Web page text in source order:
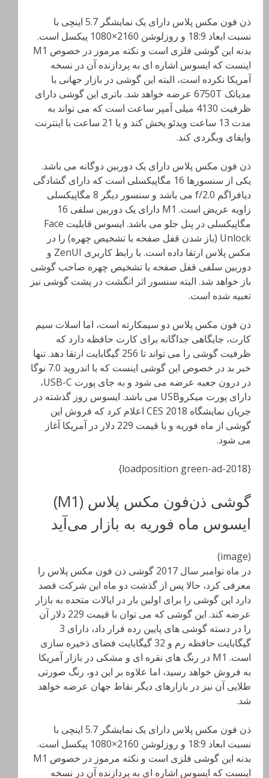
ذن فون مکس پلاس دارای یک نمایشگر 5.7 اینچی با
نسبت ابعاد 18:9 و روزلوشن 2160×1080 پیکسل است.
بدنه این گوشی فلزی است و نکته مرموز در خصوص M1
اینست که ایسوس اشاره ای به پردازنده آن در نسخه
آمریکا نکرده است، البته این گوشی در بازار جهانی با
مدیاتک 6750T عرضه خواهد شد. باتری این گوشی دارای
ظرفیت 4130 میلی آمپر ساعت است که می تواند به
مدت 13 ساعت ویدئو پخش کند و یا 21 ساعت با اینترنت
وایفای وبگردی کند.
ذن فون مکس پلاس دارای یک دوربین دوگانه می باشد.
یکی از سنسورها 16 مگاپیکسلی است که دارای گشادگی
دیافراگم f/2.0 می باشد و سنسور دیگر 8 مگاپیکسلی
زاویه عریض است. M1 دارای یک دوربین سلفی 16
مگاپیکسلی در پنل جلو می باشد. ایسوس قابلیت Face
Unlock (باز شدن قفل صفحه با تشخیص چهره) را در
مکس پلاس ارتقا داده است. با رابط کاربری ZenUI و
دوربین سلفی قفل صفحه با تشخیص چهره صاحب گوشی
باز خواهد شد. البته سنسور اثر انگشت در پشت گوشی نیز
تعبیه شده است.
ذن فون مکس پلاس دو سیمکارته است، اما اسلات سیم
کارت، جایگاهی جداگانه برای کارت حافظه دارد که
ظرفیت گوشی را می تواند تا 256 گیگابایت ارتقا دهد. تنها
خبر بد در خصوص این گوشی اینست که با اندروید 7.0 نوگا
در درون جعبه عرضه می شود و به جای پورت USB-C،
دارای پورت میکروUSB می باشد. ایسوس روز گذشته در
جریان نمایشگاه CES 2018 اعلام کرد که فروش این
گوشی از ماه فوریه و با قیمت 229 دلار در آمریکا آغاز
می شود.
{loadposition green-ad-2018}
گوشی ذن‌فون مکس پلاس (M1)
ایسوس ماه فوریه به بازار می‌آید
(image)
در ماه نوامبر سال 2017 گوشی ذن فون مکس پلاس را
معرفی کرد، حالا پس از گذشت دو ماه این شرکت قصد
دارد این گوشی را برای اولین بار در ایالات متحده به بازار
عرضه کند. این گوشی که می توان با قیمت 229 دلار آن
را در دسته گوشی های پایین رده قرار داد، دارای 3
گیگابایت حافظه رم و 32 گیگابایت فضای ذخیره سازی
است. M1 در رنگ های نقره ای و مشکی در بازار آمریکا
به فروش خواهد رسید، اما علاوه بر این دو، رنگ صورتی
طلایی آن نیز در بازارهای دیگر نقاط جهان عرضه خواهد
شد.
ذن فون مکس پلاس دارای یک نمایشگر 5.7 اینچی با
نسبت ابعاد 18:9 و روزلوشن 2160×1080 پیکسل است.
بدنه این گوشی فلزی است و نکته مرموز در خصوص M1
اینست که ایسوس اشاره ای به پردازنده آن در نسخه